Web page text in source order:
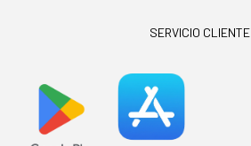
SERVICIO CLIENTE